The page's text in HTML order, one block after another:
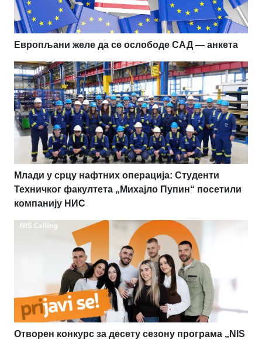
Европљани желе да се ослободе САД — анкета
Млади у срцу нафтних операција: Студенти
Техничког факултета „Михајло Пупин“ посетили
компанију НИС
Отворен конкурс за десету сезону програма „NIS